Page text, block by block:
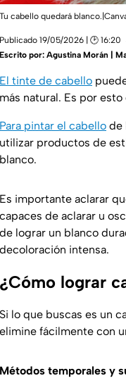
Tu cabello quedará
Publicado 19/05/2026 | 🕑 16:20
Escrito por: Agustina Morán |
El tinte de cabello
más natural. Es por
Para pintar el cabello de
utilizar productos de
blanco.
Es importante aclarar
capaces de aclarar u
de lograr un blanco
decoloración intensa.
¿Cómo lograr
Si lo que buscas es un
elimine fácilmente con
Métodos temporales y